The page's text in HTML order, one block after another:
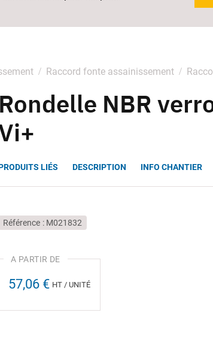
Raccord fonte assainissement
Rondelle NBR
LIÉS DESCRIPTION INFO CHANTIER
Référence M021832
57,06 € HT / UNITÉ